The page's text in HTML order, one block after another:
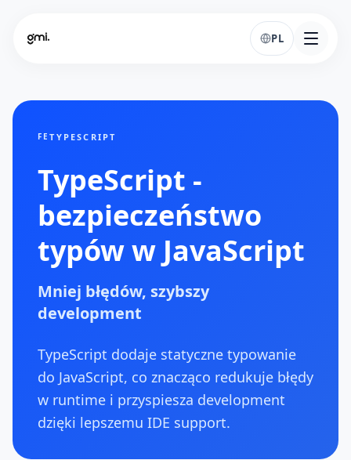
PL
FETYPESCRIPT
TypeScript -
bezpieczeństwo
typów w JavaScript
Mniej błędów, szybszy
development
TypeScript dodaje statyczne typowanie
do JavaScript, co znacząco redukuje błędy
w runtime i przyspiesza development
dzięki lepszemu IDE support.